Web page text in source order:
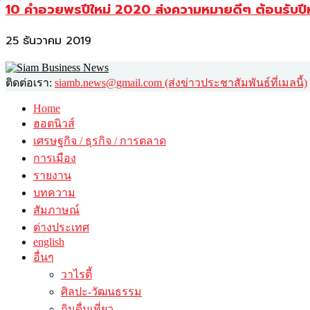
10 คำอวยพรปีใหม่ 2020 ส่งความหมายดีๆ ต้อนรับ
25 ธันวาคม 2019
ติดต่อเรา: siamb.news@gmail.com (ส่งข่าวประชาสัมพันธ์ที่เมลนี้)
Home
ฮอตนิวส์
เศรษฐกิจ / ธุรกิจ / การตลาด
การเมือง
รายงาน
บทความ
สัมภาษณ์
ต่างประเทศ
english
อื่นๆ
วาไรตี้
ศิลปะ-วัฒนธรรม